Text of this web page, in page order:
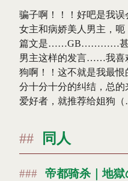
骗子啊！！！好吧是我
女主和病娇美人男主，
篇文是……GB…………甚
男主这样的发言……我喜
狗啊！！这不就是我最
分十分十分的纠结，总
爱好者，就推荐给姐狗
同人
帝都骑杀｜地獄